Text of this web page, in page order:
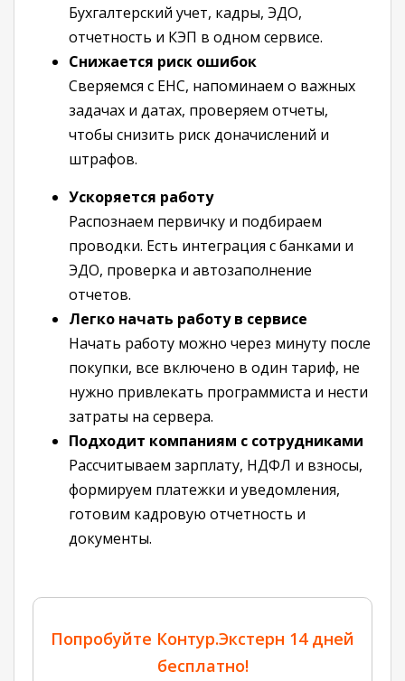
Бухгалтерский учет, кадры, ЭДО,
отчетность и КЭП в одном сервисе.
Снижается риск ошибок
Сверяемся с ЕНС, напоминаем о важных
задачах и датах, проверяем отчеты,
чтобы снизить риск доначислений и
штрафов.
Ускоряется работу
Распознаем первичку и подбираем
проводки. Есть интеграция с банками и
ЭДО, проверка и автозаполнение
отчетов.
Легко начать работу в сервисе
Начать работу можно через минуту после
покупки, все включено в один тариф, не
нужно привлекать программиста и нести
затраты на сервера.
Подходит компаниям с сотрудниками
Рассчитываем зарплату, НДФЛ и взносы,
формируем платежки и уведомления,
готовим кадровую отчетность и
документы.
Попробуйте Контур.Экстерн 14 дней
бесплатно!